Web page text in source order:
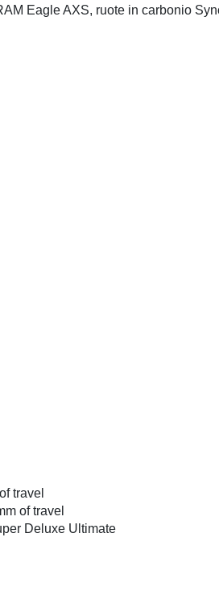
Eagle AXS, ruote in carbonio
travel
of travel
Deluxe Ultimate